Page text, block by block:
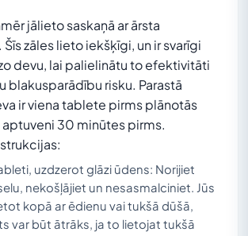
jālieto saskaņā ar ārsta
zāles lieto iekšķīgi, un ir svarīgi
devu, lai palielinātu to efektivitāti
blakusparādību risku. Parastā
ir viena tablete pirms plānotās
30 minūtes pirms.
uzdzerot glāzi ūdens: Norijiet
nekošļājiet un nesasmalciniet. Jūs
kopā ar ēdienu vai tukšā dūšā,
var būt ātrāks, ja to lietojat tukšā